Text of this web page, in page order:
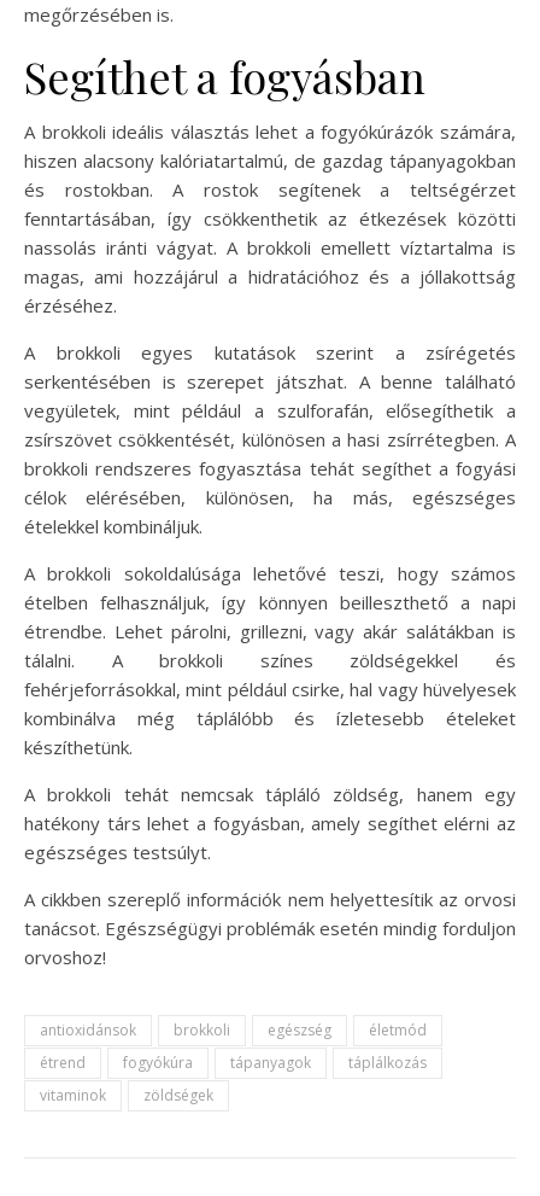
megőrzésében is.
Segíthet a fogyásban
A brokkoli ideális választás lehet a fogyókúrázók számára,
hiszen alacsony kalóriatartalmú, de gazdag tápanyagokban
és rostokban. A rostok segítenek a teltségérzet
fenntartásában, így csökkenthetik az étkezések közötti
nassolás iránti vágyat. A brokkoli emellett víztartalma is
magas, ami hozzájárul a hidratációhoz és a jóllakottság
érzéséhez.
A brokkoli egyes kutatások szerint a zsírégetés
serkentésében is szerepet játszhat. A benne található
vegyületek, mint például a szulforafán, elősegíthetik a
zsírszövet csökkentését, különösen a hasi zsírrétegben. A
brokkoli rendszeres fogyasztása tehát segíthet a fogyási
célok elérésében, különösen, ha más, egészséges
ételekkel kombináljuk.
A brokkoli sokoldalúsága lehetővé teszi, hogy számos
ételben felhasználjuk, így könnyen beilleszthető a napi
étrendbe. Lehet párolni, grillezni, vagy akár salátákban is
tálalni. A brokkoli színes zöldségekkel és
fehérjeforrásokkal, mint például csirke, hal vagy hüvelyesek
kombinálva még táplálóbb és ízletesebb ételeket
készíthetünk.
A brokkoli tehát nemcsak tápláló zöldség, hanem egy
hatékony társ lehet a fogyásban, amely segíthet elérni az
egészséges testsúlyt.
A cikkben szereplő információk nem helyettesítik az orvosi
tanácsot. Egészségügyi problémák esetén mindig forduljon
orvoshoz!
antioxidánsok brokkoli egészség
életmód
étrend
fogyókúra tápanyagok
táplálkozás
vitaminok
zöldségek